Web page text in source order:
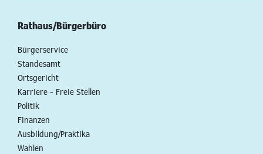
Rathaus/Bürgerbüro
Bürgerservice
Standesamt
Ortsgericht
Karriere - Freie Stellen
Politik
Finanzen
Ausbildung/Praktika
Wahlen